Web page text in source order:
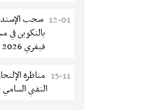
جوقار
متكونين
جوقار الفحص
12-01 سحب
بالتكوين في
فيفري 2026
15-11 مناظرة
التقني السامي